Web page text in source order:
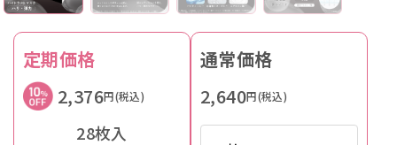
定期価格
2,376円(税込)
28枚入
通常価格
2,640円(税込)